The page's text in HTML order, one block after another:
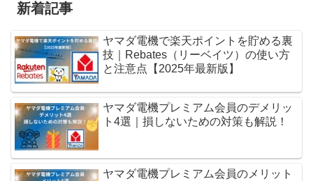
新着記事
ヤマダ電機で楽天ポイントを貯める裏
技｜Rebates（リーベイツ）の使い方
と注意点【2025年最新版】
ヤマダ電機プレミアム会員のデメリッ
ト4選｜損しないための対策も解説！
ヤマダ電機プレミアム会員のメリット